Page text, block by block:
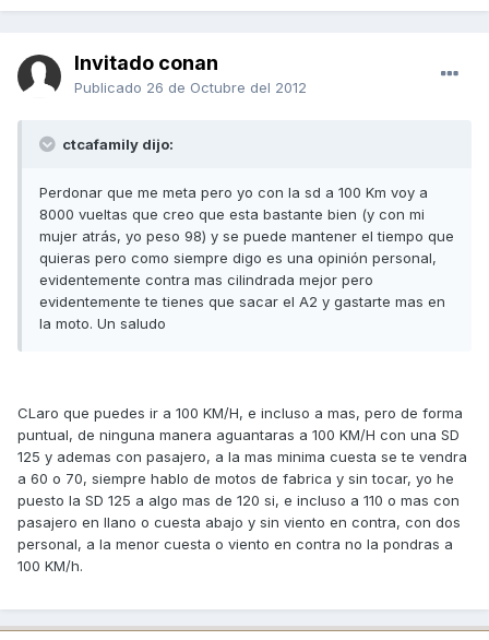
Invitado conan
Publicado 26 de Octubre del 2012
ctcafamily dijo:
Perdonar que me meta pero yo con la sd a 100 Km voy a
8000 vueltas que creo que esta bastante bien (y con mi
mujer atrás, yo peso 98) y se puede mantener el tiempo que
quieras pero como siempre digo es una opinión personal,
evidentemente contra mas cilindrada mejor pero
evidentemente te tienes que sacar el A2 y gastarte mas en
la moto. Un saludo
CLaro que puedes ir a 100 KM/H, e incluso a mas, pero de forma
puntual, de ninguna manera aguantaras a 100 KM/H con una SD
125 y ademas con pasajero, a la mas minima cuesta se te vendra
a 60 o 70, siempre hablo de motos de fabrica y sin tocar, yo he
puesto la SD 125 a algo mas de 120 si, e incluso a 110 o mas con
pasajero en llano o cuesta abajo y sin viento en contra, con dos
personal, a la menor cuesta o viento en contra no la pondras a
100 KM/h.